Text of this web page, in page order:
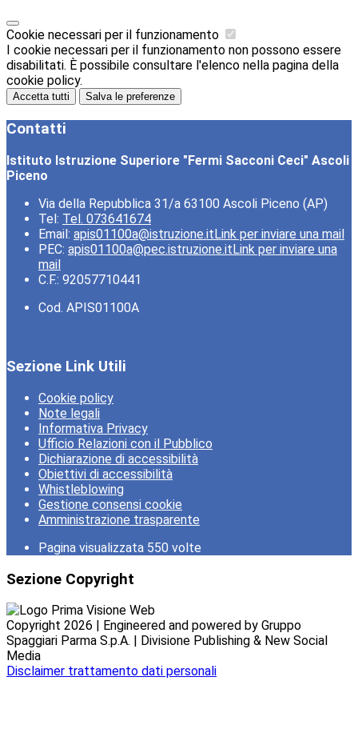
Cookie necessari per il funzionamento
I cookie necessari per il funzionamento non possono essere
disabilitati. È possibile consultare l'elenco nella pagina della
cookie policy.
Accetta tutti Salva le preferenze
Contatti
Istituto Istruzione Superiore "Fermi Sacconi Ceci" Ascoli
Piceno
Via della Repubblica 31/a 63100 Ascoli Piceno (AP)
Tel: Tel. 073641674
Email: apis01100a@istruzione.itLink per inviare una mail
PEC: apis01100a@pec.istruzione.itLink per inviare una
mail
C.F.: 92057710441
Cod. APIS01100A
Sezione Link Utili
Cookie policy
Note legali
Informativa Privacy
Ufficio Relazioni con il Pubblico
Dichiarazione di accessibilità
Obiettivi di accessibilità
Whistleblowing
Gestione consensi cookie
Amministrazione trasparente
Pagina visualizzata 550 volte
Sezione Copyright
Copyright 2026 | Engineered and powered by Gruppo
Spaggiari Parma S.p.A. | Divisione Publishing & New Social
Media
Disclaimer trattamento dati personali